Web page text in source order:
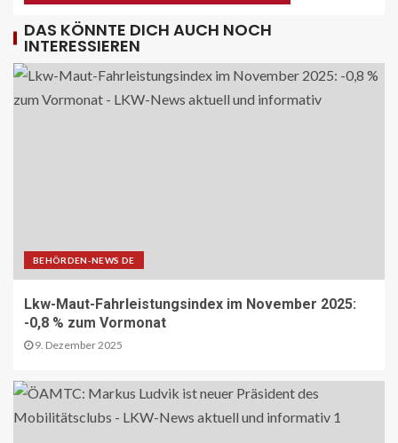
KRAN - DE
Hagedorn wächst mit Hüffermann-
Erwerb und stärkt seine Schwerlast-
Sonderbriefmarke würdigt
„Stolpersteine“-Initiative zum
STRASSEN-NEWS CH
DAS KÖNNTE DICH AUCH NOCH
INTERESSIEREN
BEHÖRDEN-NEWS DE
Lkw-Maut-Fahrleistungsindex im November 2025:
-0,8 % zum Vormonat
9. Dezember 2025